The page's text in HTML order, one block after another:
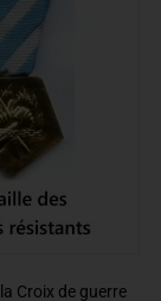
Croix de guerre